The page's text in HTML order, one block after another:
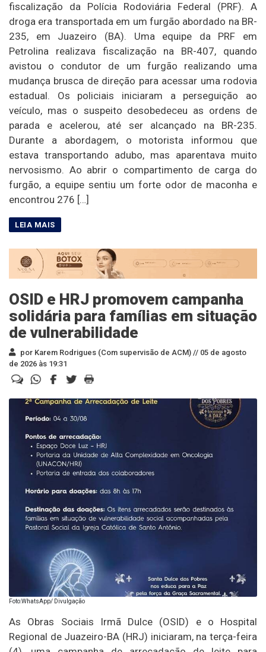
fiscalização da Polícia Rodoviária Federal (PRF). A
droga era transportada em um furgão abordado na BR-
235, em Juazeiro (BA). Uma equipe da PRF em
Petrolina realizava fiscalização na BR-407, quando
avistou o condutor de um furgão realizando uma
mudança brusca de direção para acessar uma rodovia
estadual. Os policiais iniciaram a perseguição ao
veículo, mas o suspeito desobedeceu as ordens de
parada e acelerou, até ser alcançado na BR-235.
Durante a abordagem, o motorista informou que
estava transportando adubo, mas aparentava muito
nervosismo. Ao abrir o compartimento de carga do
furgão, a equipe sentiu um forte odor de maconha e
encontrou 276 […]
OSID e HRJ promovem campanha
solidária para famílias em situação
de vulnerabilidade
por Karem Rodrigues (Com supervisão de ACM) // 05 de agosto
de 2026 às 19:31
Foto:WhatsApp/ Divulgação
As Obras Sociais Irmã Dulce (OSID) e o Hospital
Regional de Juazeiro-BA (HRJ) iniciaram, na terça-feira